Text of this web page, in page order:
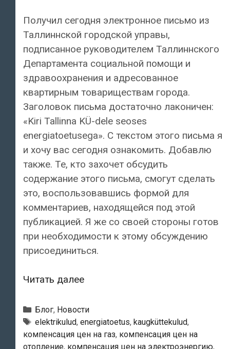
Получил сегодня электронное письмо из
Таллиннской городской управы,
подписанное руководителем Таллиннского
Департамента социальной помощи и
здравоохранения и адресованное
квартирным товариществам города.
Заголовок письма достаточно лаконичен:
«Kiri Tallinna KÜ-dele seoses
energiatoetusega». С текстом этого письма я
и хочу вас сегодня ознакомить. Добавлю
также. Те, кто захочет обсудить
содержание этого письма, смогут сделать
это, воспользовавшись формой для
комментариев, находящейся под этой
публикацией. Я же со своей стороны готов
при необходимости к этому обсуждению
присоединиться.
Читать далееИнформация
квартирных
товариществ
города
Рубрики
Блог, Новости
Метки
elektrikulud, energiatoetus, kaugküttekulud,
компенсация цен на газ, компенсация цен на
отопление, компенсация цен на электроэнергию,